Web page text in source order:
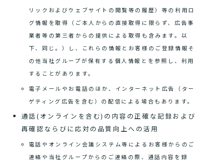
リックおよびウェブサイトの閲覧等の履歴）等の利用ロ
グ情報を取得（ご本人からの直接取得に限らず、広告事
業者等の第三者からの提供による取得も含みます。以
下、同じ。）し、これらの情報とお客様のご登録情報そ
の他当社グループが保有する個人情報とを参照し、利用
することがあります。
電子メールやお電話のほか、インターネット広告（ター
ゲティング広告を含む）の配信による場合もあります。
通話(オンラインを含む)の内容の正確な記録および
再確認ならびに応対の品質向上への活用
電話やオンライン会議システム等によるお客様からのご
連絡や当社グループからのご連絡の際、通話内容を録